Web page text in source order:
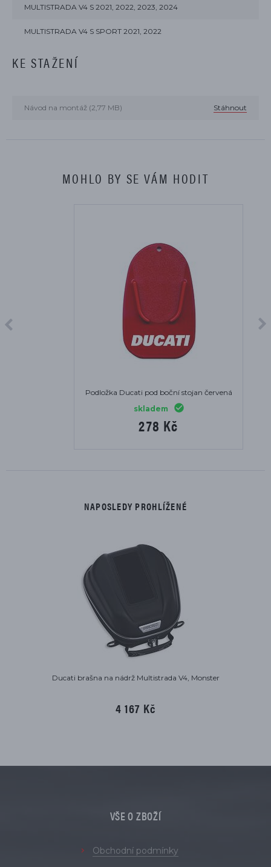
MULTISTRADA V4 S 2021, 2022, 2023, 2024
MULTISTRADA V4 S SPORT 2021, 2022
KE STAŽENÍ
Návod na montáž (2,77 MB) Stáhnout
MOHLO BY SE VÁM HODIT
Podložka Ducati pod boční stojan červená
skladem
278 Kč
NAPOSLEDY PROHLÍŽENÉ
Ducati brašna na nádrž Multistrada V4, Monster
4 167 Kč
VŠE O ZBOŽÍ
Obchodní podmínky